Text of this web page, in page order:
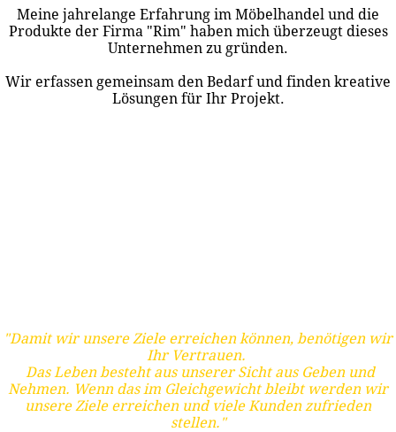
Meine jahrelange Erfahrung im Möbelhandel und die
Produkte der Firma "Rim" haben mich überzeugt dieses
Unternehmen zu gründen.
Wir erfassen gemeinsam den Bedarf und finden kreative
Lösungen für Ihr Projekt.
"Damit wir unsere Ziele erreichen können, benötigen wir
Ihr Vertrauen.
Das Leben besteht aus unserer Sicht aus Geben und
Nehmen. Wenn das im Gleichgewicht bleibt werden wir
unsere Ziele erreichen und viele Kunden zufrieden
stellen."